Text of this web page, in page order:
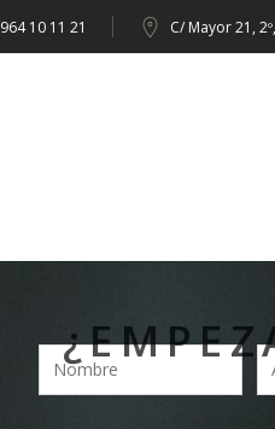
964 10 11 21 C/ Mayor 21,